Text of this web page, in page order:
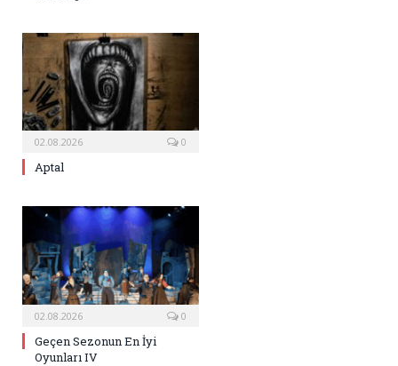
02.08.2026 0
Aptal
02.08.2026 0
Geçen Sezonun En İyi
Oyunları IV